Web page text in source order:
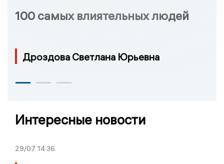
100 самых влиятельных людей
Дроздова Светлана Юрьевна
Интересные новости
29/07 14:36